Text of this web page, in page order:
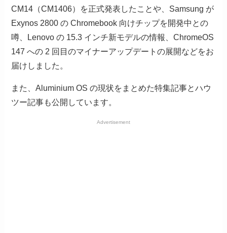
CM14（CM1406）を正式発表したことや、Samsung が
Exynos 2800 の Chromebook 向けチップを開発中との
噂、Lenovo の 15.3 インチ新モデルの情報、ChromeOS
147 への 2 回目のマイナーアップデートの展開などをお
届けしました。
また、Aluminium OS の現状をまとめた特集記事とハウ
ツー記事も公開しています。
Advertisement